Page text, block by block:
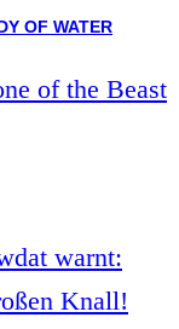
of the Beast
warnt:
Knall!